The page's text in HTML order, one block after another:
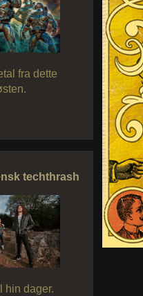
fra dette
techthrash
hin dager.